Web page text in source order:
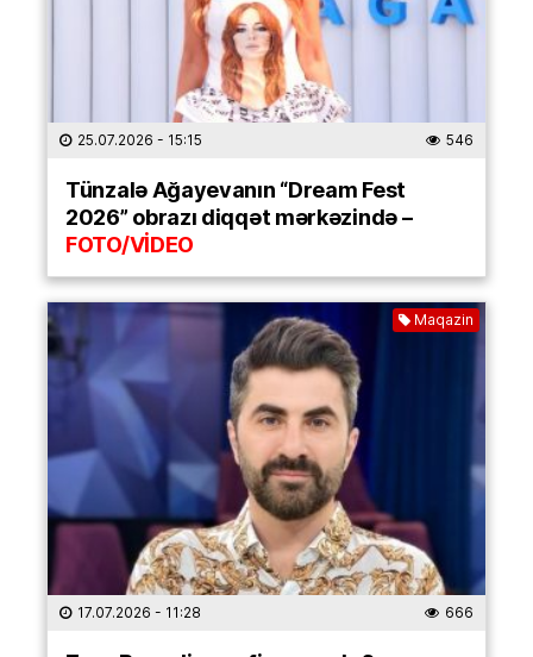
25.07.2026 - 15:15 546
Tünzalə Ağayevanın “Dream Fest
2026” obrazı diqqət mərkəzində –
FOTO/VİDEO
Maqazin
17.07.2026 - 11:28 666